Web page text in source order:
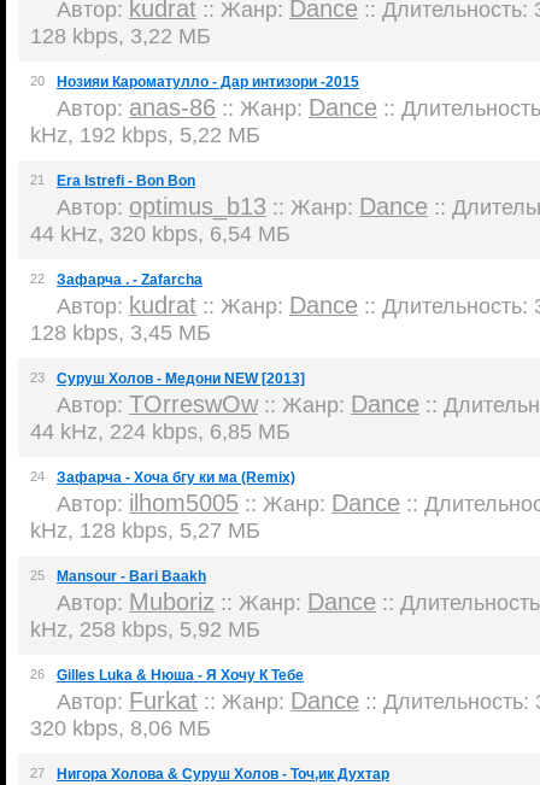
Автор: kudrat :: Жанр: Dance :: Длительность:
128 kbps, 3,22 МБ
20 Нозияи Кароматулло - Дар интизори -2015
Автор: anas-86 :: Жанр: Dance ::
kHz, 192 kbps, 5,22 МБ
21 Era Istrefi - Bon Bon
Автор: optimus_b13 :: Жанр: Dance ::
44 kHz, 320 kbps, 6,54 МБ
22 Зафарча . - Zafarcha
Автор: kudrat :: Жанр: Dance :: Длительность:
128 kbps, 3,45 МБ
23 Суруш Холов - Медони NEW [2013]
Автор: TOrreswOw:: Жанр: Dance ::
44 kHz, 224 kbps, 6,85 МБ
24 Зафарча - Хоча бгу ки ма (Remix)
Автор: ilhom5005 :: Жанр: Dance ::
kHz, 128 kbps, 5,27 МБ
25 Mansour - Bari Baakh
Автор: Muboriz :: Жанр: Dance ::
kHz, 258 kbps, 5,92 МБ
26 Gilles Luka & Нюша - Я Хочу К Тебе
Автор: Furkat :: Жанр: Dance :: Длительность:
320 kbps, 8,06 МБ
27 Нигора Холова & Суруш Холов - Точ,ик Духтар